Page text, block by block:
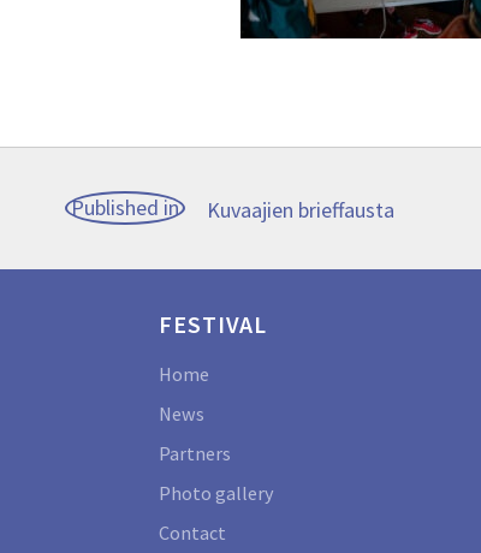
Post
navigation
Published in Kuvaajien brieffausta
FESTIVAL
Home
News
Partners
Photo gallery
Contact